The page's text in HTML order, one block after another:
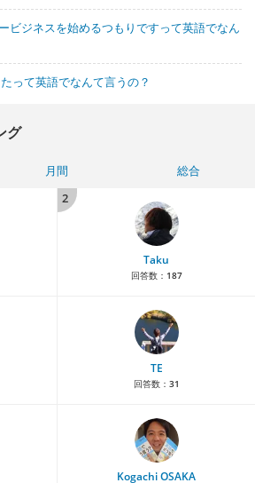
ビジネスを始めるつもりですって英語でなん
って英語でなんて言うの？
グ
月間
総合
2
Taku
回答数： 187
TE
回答数： 31
Kogachi OSAKA